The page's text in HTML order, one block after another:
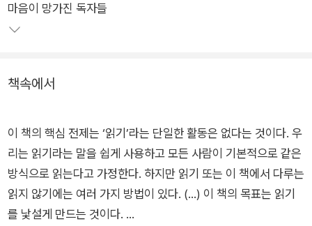
하다. 《읽지 못하는 사람들》의 저자이자 퀸메리런던대학교 교수
매슈 루버리는 직접 수집한 방대한 증언과 수기, 연구 문헌, 뇌과
책을 읽고 나면 ‘읽기’가 우리의 삶과 정체성에 얼마나 큰 영향을
마음이 망가진 독자들
책속에서
이 책의 핵심 전제는 ‘읽기’라는 단일한 활동은 없다는 것이다. 우
리는 읽기라는 말을 쉽게 사용하고 모든 사람이 기본적으로 같은
방식으로 읽는다고 가정한다. 하지만 읽기 또는 이 책에서 다루는
읽지 않기에는 여러 가지 방법이 있다. (…) 이 책의 목표는 읽기
를 낯설게 만드는 것이다.